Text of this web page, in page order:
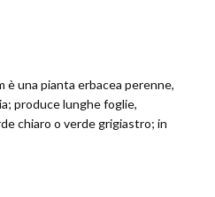
è una pianta erbacea perenne,
produce lunghe foglie,
chiaro o verde grigiastro; in